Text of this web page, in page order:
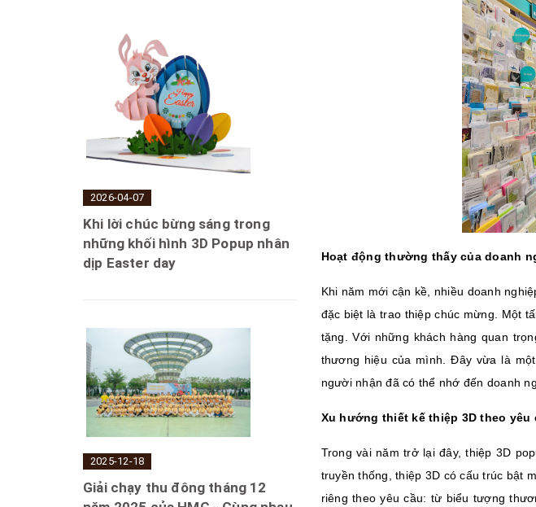
Hoạt động thường thấy của doanh
Khi năm mới cận kề, nhiều doanh
đặc biệt là trao thiệp chúc mừng. Một
tặng. Với những khách hàng quan
thương hiệu của mình. Đây vừa là
người nhận đã có thể nhớ đến doanh
Xu hướng thiết kế thiệp 3D theo yêu
Trong vài năm trở lại đây, thiệp 3D
truyền thống, thiệp 3D có cấu trúc bật
riêng theo yêu cầu: từ biểu tượng
2026-04-07
Khi lời chúc bừng sáng trong
những khối hình 3D Popup nhân
dịp Easter day
2025-12-18
Giải chạy thu đông tháng 12